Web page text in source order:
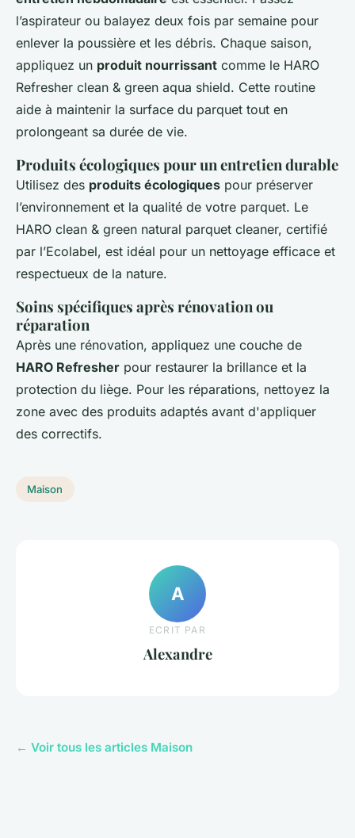
l’aspirateur ou balayez deux fois par semaine pour
enlever la poussière et les débris. Chaque saison,
appliquez un produit nourrissant comme le HARO
Refresher clean & green aqua shield. Cette routine
aide à maintenir la surface du parquet tout en
prolongeant sa durée de vie.
Produits écologiques pour un entretien durable
Utilisez des produits écologiques pour préserver
l’environnement et la qualité de votre parquet. Le
HARO clean & green natural parquet cleaner, certifié
par l’Ecolabel, est idéal pour un nettoyage efficace et
respectueux de la nature.
Soins spécifiques après rénovation ou
réparation
Après une rénovation, appliquez une couche de
HARO Refresher pour restaurer la brillance et la
protection du liège. Pour les réparations, nettoyez la
zone avec des produits adaptés avant d'appliquer
des correctifs.
Maison
A
ECRIT PAR
Alexandre
← Voir tous les articles Maison